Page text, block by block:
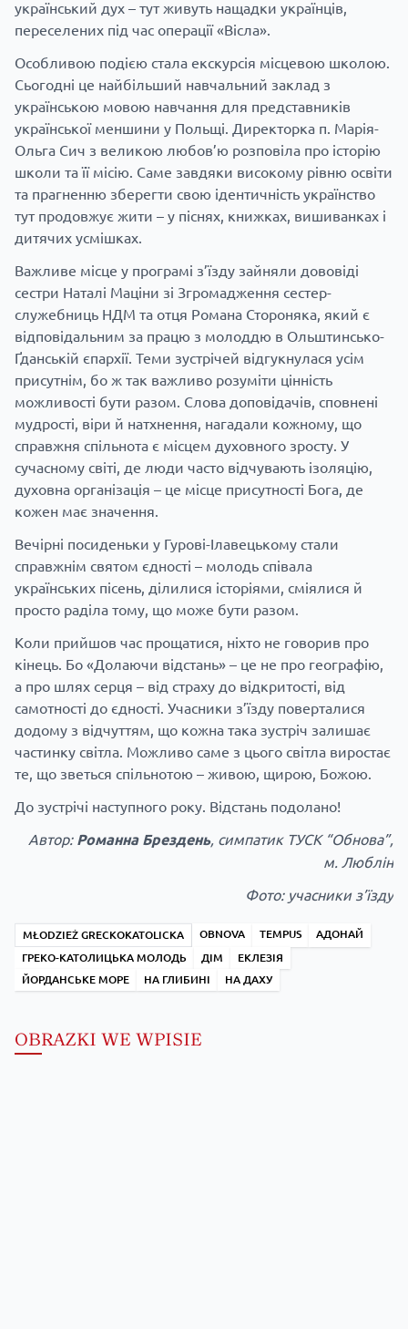
український дух – тут живуть нащадки українців,
переселених під час операції «Вісла».
Особливою подією стала екскурсія місцевою школою.
Сьогодні це найбільший навчальний заклад з
українською мовою навчання для представників
української меншини у Польщі. Директорка п. Марія-
Ольга Сич з великою любов’ю розповіла про історію
школи та її місію. Саме завдяки високому рівню освіти
та прагненню зберегти свою ідентичність українство
тут продовжує жити – у піснях, книжках, вишиванках і
дитячих усмішках.
Важливе місце у програмі з’їзду зайняли дововіді
сестри Наталі Маціни зі Згромадження сестер-
служебниць НДМ та отця Романа Стороняка, який є
відповідальним за працю з молоддю в Ольштинсько-
Ґданській єпархії. Теми зустрічей відгукнулася усім
присутнім, бо ж так важливо розуміти цінність
можливості бути разом. Слова доповідачів, сповнені
мудрості, віри й натхнення, нагадали кожному, що
справжня спільнота є місцем духовного зросту. У
сучасному світі, де люди часто відчувають ізоляцію,
духовна організація – це місце присутності Бога, де
кожен має значення.
Вечірні посиденьки у Гурові-Ілавецькому стали
справжнім святом єдності – молодь співала
українських пісень, ділилися історіями, сміялися й
просто раділа тому, що може бути разом.
Коли прийшов час прощатися, ніхто не говорив про
кінець. Бо «Долаючи відстань» – це не про географію,
а про шлях серця – від страху до відкритості, від
самотності до єдності. Учасники з’їзду поверталися
додому з відчуттям, що кожна така зустріч залишає
частинку світла. Можливо саме з цього світла виростає
те, що зветься спільнотою – живою, щирою, Божою.
До зустрічі наступного року. Відстань подолано!
Автор: Романна Брездень, симпатик ТУСК “Обнова”,
м. Люблін
Фото: учасники з’їзду
MŁODZIEŻ GRECKOKATOLICKA OBNOVA TEMPUS
АДОНАЙ
ГРЕКО-КАТОЛИЦЬКА МОЛОДЬ
ДІМ
ЕКЛЕЗІЯ
ЙОРДАНСЬКЕ МОРЕ
НА ГЛИБИНІ НА ДАХУ
OBRAZKI WE WPISIE